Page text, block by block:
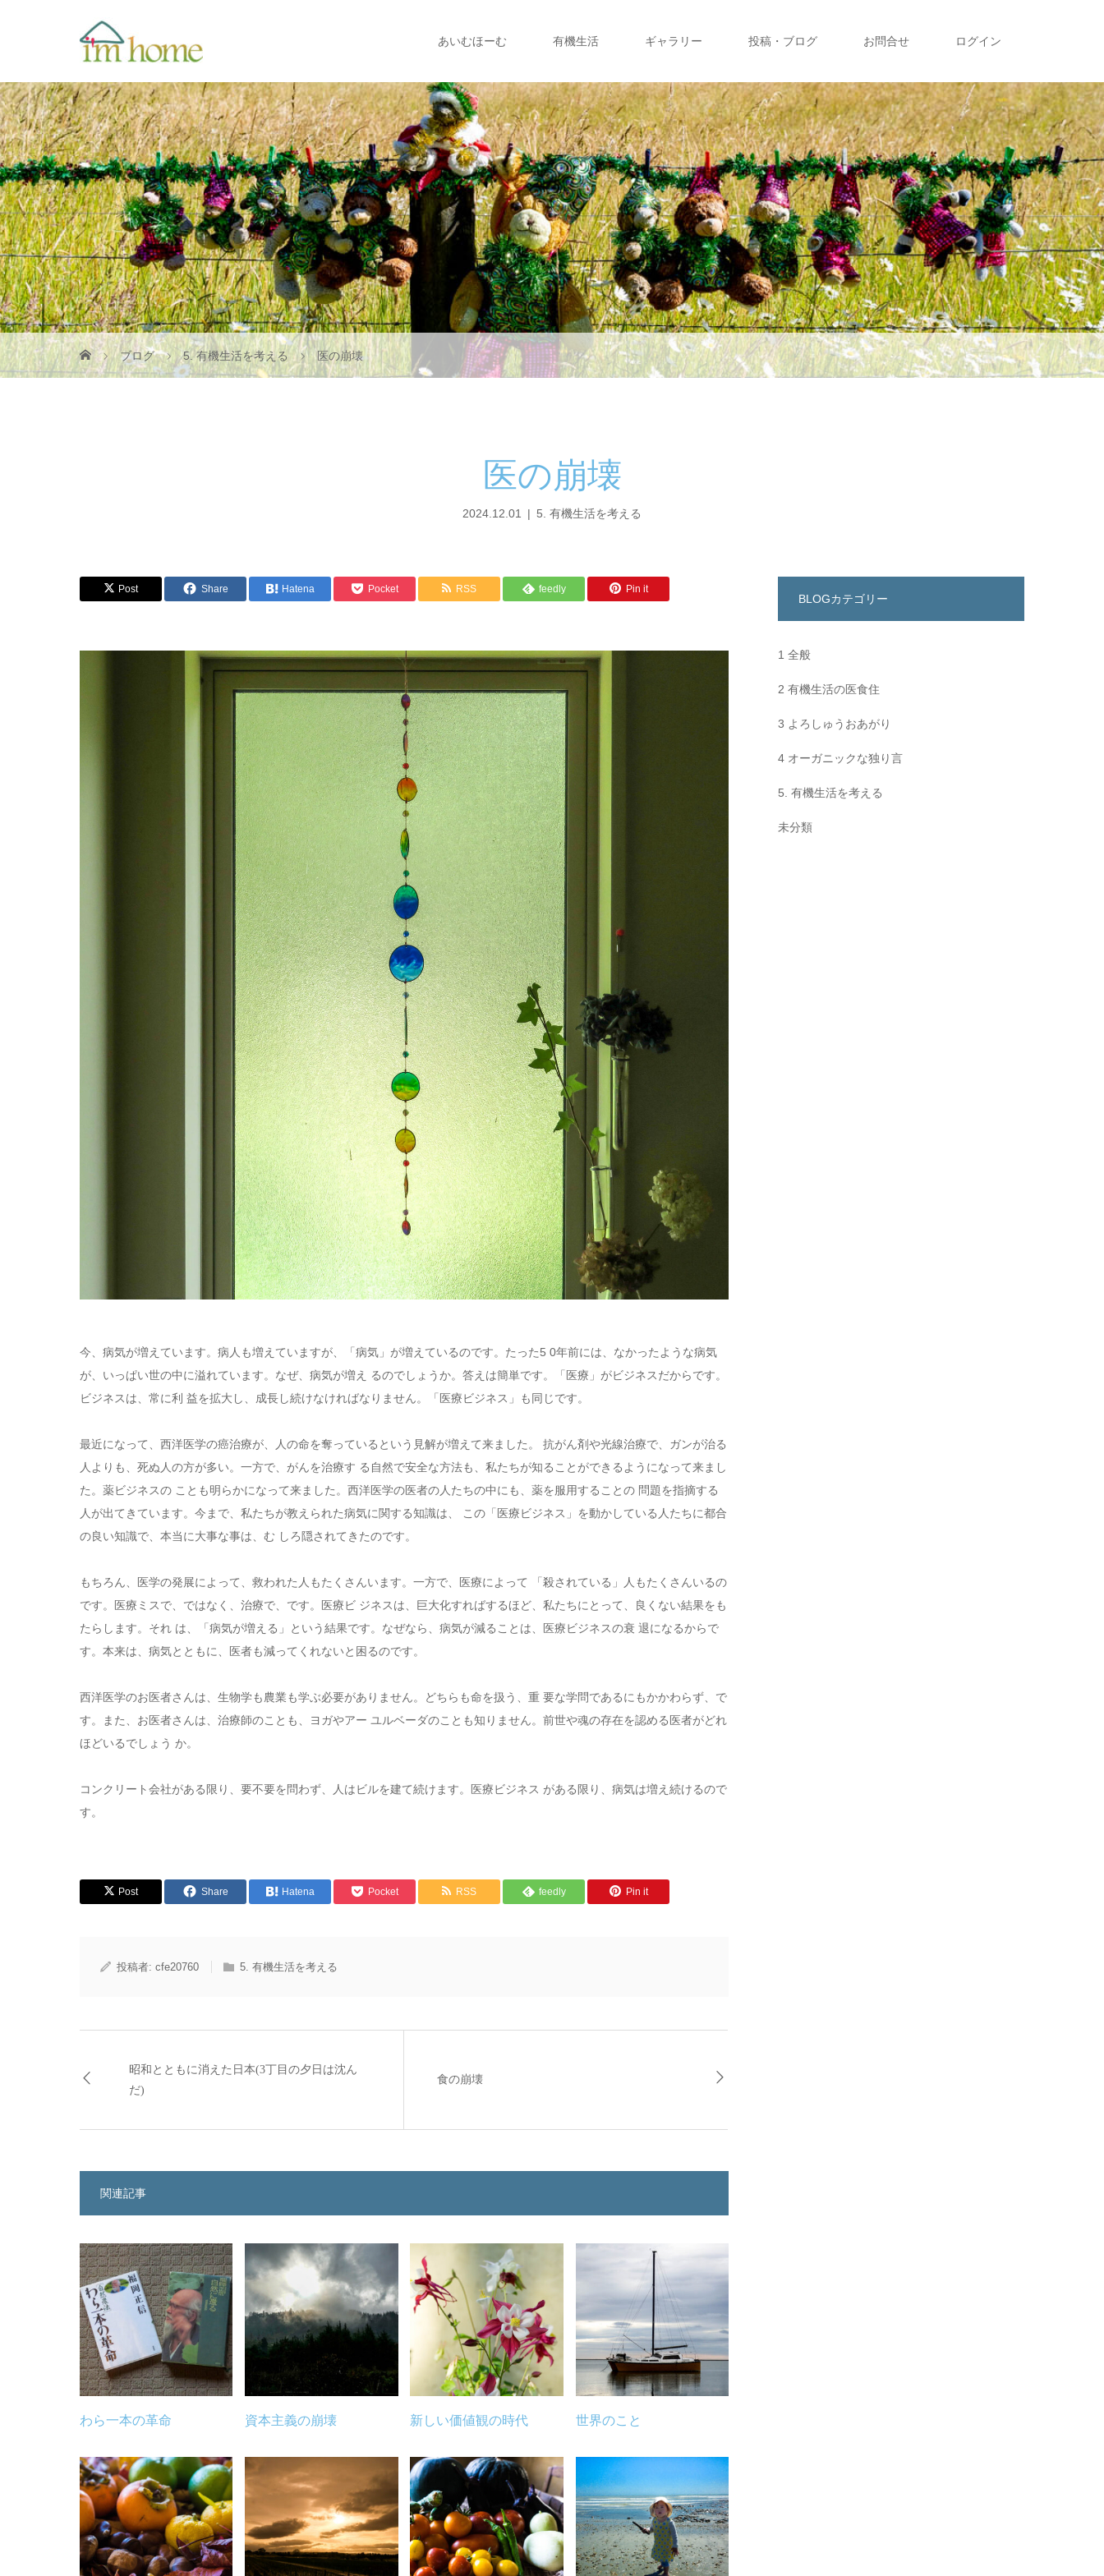
あいむほーむ 有機生活 ギャラリー 投稿・ブログ お問合せ ログイン
ブログ 5. 有機生活を考える 医の崩壊
医の崩壊
2024.12.01 5. 有機生活を考える
Post Share Hatena Pocket RSS feedly Pin it
今、病気が増えています。病人も増えていますが、「病気」が増えているのです。たった5 0年前には、なかったような病気
が、いっぱい世の中に溢れています。なぜ、病気が増え るのでしょうか。答えは簡単です。「医療」がビジネスだからです。
ビジネスは、常に利 益を拡大し、成長し続けなければなりません。「医療ビジネス」も同じです。
最近になって、西洋医学の癌治療が、人の命を奪っているという見解が増えて来ました。 抗がん剤や光線治療で、ガンが治る
人よりも、死ぬ人の方が多い。一方で、がんを治療す る自然で安全な方法も、私たちが知ることができるようになって来まし
た。薬ビジネスの ことも明らかになって来ました。西洋医学の医者の人たちの中にも、薬を服用することの 問題を指摘する
人が出てきています。今まで、私たちが教えられた病気に関する知識は、 この「医療ビジネス」を動かしている人たちに都合
の良い知識で、本当に大事な事は、む しろ隠されてきたのです。
もちろん、医学の発展によって、救われた人もたくさんいます。一方で、医療によって 「殺されている」人もたくさんいるの
です。医療ミスで、ではなく、治療で、です。医療ビ ジネスは、巨大化すればするほど、私たちにとって、良くない結果をも
たらします。それ は、「病気が増える」という結果です。なぜなら、病気が減ることは、医療ビジネスの衰 退になるからで
す。本来は、病気とともに、医者も減ってくれないと困るのです。
西洋医学のお医者さんは、生物学も農業も学ぶ必要がありません。どちらも命を扱う、重 要な学問であるにもかかわらず、で
す。また、お医者さんは、治療師のことも、ヨガやアー ユルベーダのことも知りません。前世や魂の存在を認める医者がどれ
ほどいるでしょう か。
コンクリート会社がある限り、要不要を問わず、人はビルを建て続けます。医療ビジネス がある限り、病気は増え続けるので
す。
Post Share Hatena Pocket RSS feedly Pin it
投稿者: cfe20760 5. 有機生活を考える
昭和とともに消えた日本(3丁目の夕日は沈ん
だ)
食の崩壊
関連記事
わら一本の革命 資本主義の崩壊 新しい価値観の時代 世界のこと
BLOGカテゴリー
1 全般
2 有機生活の医食住
3 よろしゅうおあがり
4 オーガニックな独り言
5. 有機生活を考える
未分類